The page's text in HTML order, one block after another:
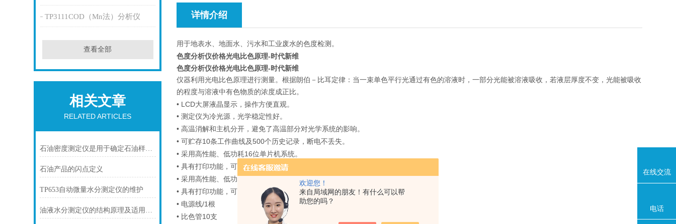
欢迎您！
来自局域网的朋友！有什么可以帮
助您的吗？
TP3111COD（Mn法）分析仪
查看全部
相关文章
RELATED ARTICLES
石油密度测定仪是用于确定石油样品密度的重要工具
石油产品的闪点定义
TP653自动微量水分测定仪的维护
油液水分测定仪的结构原理及适用范围
详情介绍
用于地表水、地面水、污水和工业废水的色度检测。
色度分析仪价格光电比色原理-时代新维
色度分析仪价格光电比色原理-时代新维
仪器利用光电比色原理进行测量。根据朗伯－ 比耳定律：当一束单色平行光通过有色的溶液时，一部分光能被溶液吸收，若液层厚度不变，光能被吸收
的程度与溶液中有色物质的浓度成正比。
• LCD大屏液晶显示，操作方便直观。
•测定仪为冷光源，光学稳定性好。
•高温消解和主机分开，避免了高温部分对光学系统的影响。
•可贮存10条工作曲线及500个历史记录，断电不丢失。
•采用高性能、低功耗16位单片机系统。
•具有打印功能，可对测试的记录立即
•采用高性能、低功耗 位单片机系统，方便快捷。
•具有打印功能，可对测试的记录立即 打印或查询记录打印。
• 电源线/1根
• 比色管10支
在线交流
电话